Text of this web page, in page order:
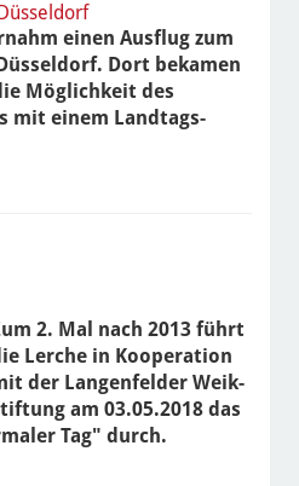
einen Ausflug zum
Dort bekamen
Möglichkeit des
mit einem Landtags-
2. Mal nach 2013 führt
Lerche in Kooperation
der Langenfelder Weik-
am 03.05.2018 das
Tag" durch.